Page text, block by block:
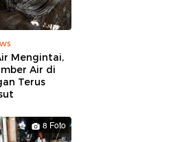
Mengintai,
Air di
Terus
8 Foto